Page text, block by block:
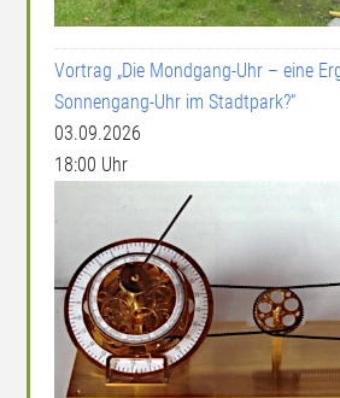
Vortrag „Die Mondgang-Uhr – eine
Sonnengang-Uhr im Stadtpark?“
03.09.2026
18:00 Uhr